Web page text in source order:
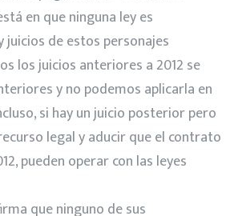
en que ninguna ley es
de estos personajes
los juicios anteriores a 2012 se
y no podemos aplicarla en
si hay un juicio posterior pero
legal y aducir que el contrato
pueden operar con las leyes
que ninguno de sus